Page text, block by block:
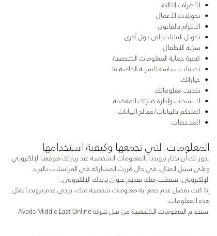
الأطراف الثالثة
تحويلات الأعمال
الالتزام بالقانون
تحويل البيانات إلى دول أخرى
سرّية الأطفال
كيفية حماية المعلومات الشخصية
تحديثات سياسة السرية الخاصة بنا
خياراتك
تحديث معلوماتك
الانسحاب وإدارة خيارتك المفضلة
المتحكم بالبيانات/معالج البيانات
الملاحظات
المعلومات التي نجمعها وكيفية استخدامها
يجوز لك أن تختار تزويدنا بالمعلومات الشخصية عند زيارتك موقعنا الإلكتروني.
وعلى سبيل المثال، في حال قررت المشاركة في المراسلات بالبريد
الإلكتروني، سنطلب منك تقديم عنوان بريدك الالكتروني.
إذا كنت تفضل عدم جمع أية معلومات شخصية منك، يرجى عدم تزويدنا بمثل
هذه المعلومات.
استخدام المعلومات الشخصية من قبل شركة Aveda Middle East Online